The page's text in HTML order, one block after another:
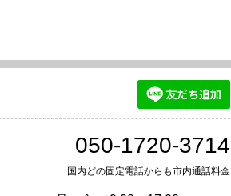
050-1720-3714
国内どの固定電話からも市内通話料金